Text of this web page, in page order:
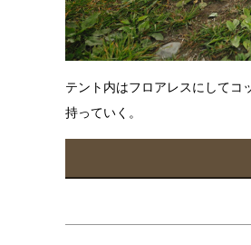
テント内はフロアレスにしてコ
持っていく。